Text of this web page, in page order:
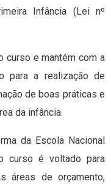
Infância (Lei nº
curso e mantém com a
para a realização de
de boas práticas e
da infância.
da Escola Nacional
curso é voltado para
áreas de orçamento,